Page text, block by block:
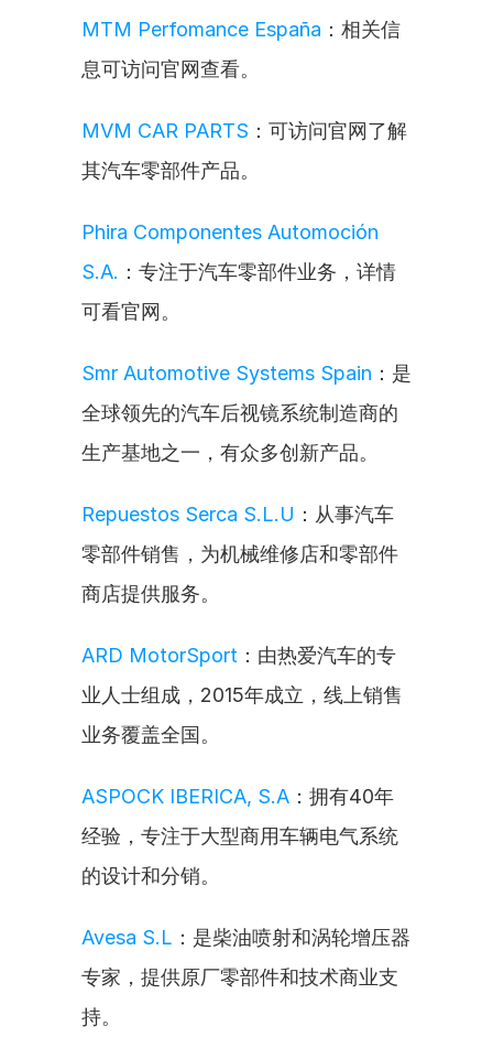
MTM Perfomance España ：相关信
息可访问官网查看。
MVM CAR PARTS ：可访问官网了解
其汽车零部件产品。
Phira Componentes Automoción
S.A. ：专注于汽车零部件业务，详情
可看官网。
Smr Automotive Systems Spain ：是
全球领先的汽车后视镜系统制造商的
生产基地之一，有众多创新产品。
Repuestos Serca S.L.U ：从事汽车
零部件销售，为机械维修店和零部件
商店提供服务。
ARD MotorSport ：由热爱汽车的专
业人士组成，2015年成立，线上销售
业务覆盖全国。
ASPOCK IBERICA, S.A ：拥有40年
经验，专注于大型商用车辆电气系统
的设计和分销。
Avesa S.L ：是柴油喷射和涡轮增压器
专家，提供原厂零部件和技术商业支
持。